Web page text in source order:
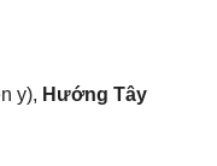
y), Hướng Tây